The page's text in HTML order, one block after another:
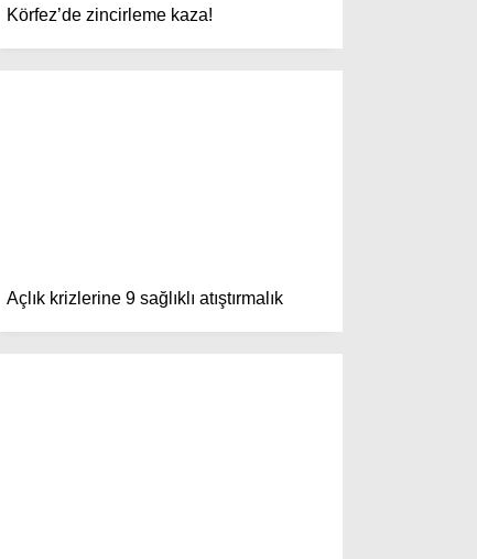
Namaz Vakitleri
Yazı Düzenle
Yazı Gönder
Körfez’de zincirleme kaza!
Açlık krizlerine 9 sağlıklı atıştırmalık